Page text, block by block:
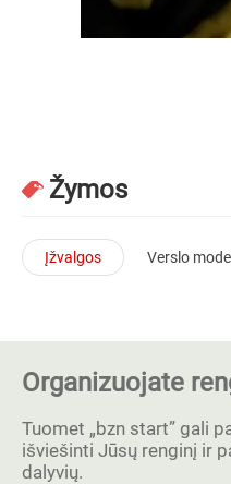
Žymos
Įžvalgos Verslo
Organizuojate
Tuomet „bzn start” gali
išviešinti Jūsų renginį ir
dalyvių.